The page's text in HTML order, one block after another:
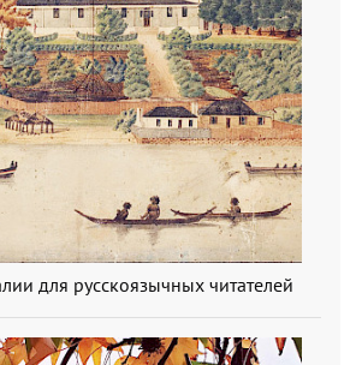
для русскоязычных читателей